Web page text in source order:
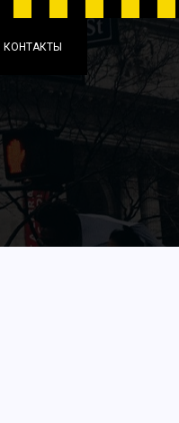
КОНТАКТЫ